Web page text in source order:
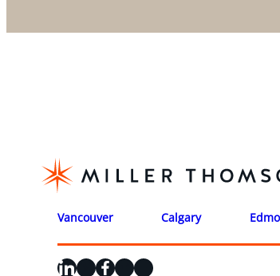
Vancouver Calgary
LinkedIn
X Facebook
Instagram
YouTube